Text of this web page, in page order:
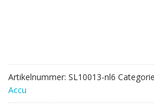
inch
A1278
(Mid
2009)
Artikelnummer: SL10013-nl6
Accu